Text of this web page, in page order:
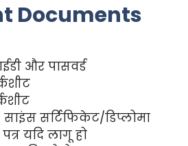
Documents
और पासवर्ड
साइंस सर्टिफिकेट/डिप्लोमा
यदि लागू हो